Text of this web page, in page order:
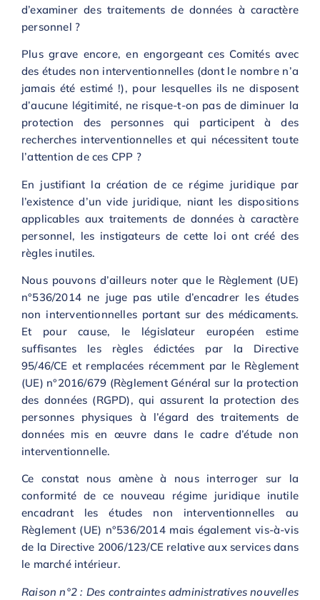
d’examiner des traitements de données à caractère
personnel ?
Plus grave encore, en engorgeant ces Comités avec
des études non interventionnelles (dont le nombre n’a
jamais été estimé !), pour lesquelles ils ne disposent
d’aucune légitimité, ne risque-t-on pas de diminuer la
protection des personnes qui participent à des
recherches interventionnelles et qui nécessitent toute
l’attention de ces CPP ?
En justifiant la création de ce régime juridique par
l’existence d’un vide juridique, niant les dispositions
applicables aux traitements de données à caractère
personnel, les instigateurs de cette loi ont créé des
règles inutiles.
Nous pouvons d’ailleurs noter que le Règlement (UE)
n°536/2014 ne juge pas utile d’encadrer les études
non interventionnelles portant sur des médicaments.
Et pour cause, le législateur européen estime
suffisantes les règles édictées par la Directive
95/46/CE et remplacées récemment par le Règlement
(UE) n°2016/679 (Règlement Général sur la protection
des données (RGPD), qui assurent la protection des
personnes physiques à l’égard des traitements de
données mis en œuvre dans le cadre d’étude non
interventionnelle.
Ce constat nous amène à nous interroger sur la
conformité de ce nouveau régime juridique inutile
encadrant les études non interventionnelles au
Règlement (UE) n°536/2014 mais également vis-à-vis
de la Directive 2006/123/CE relative aux services dans
le marché intérieur.
Raison n°2 : Des contraintes administratives nouvelles